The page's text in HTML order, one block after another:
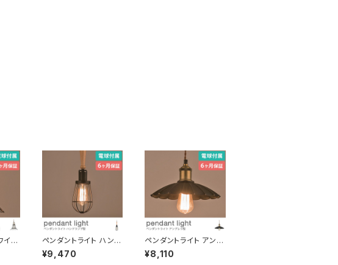
イヤ
型
明
ペンダントライト ハンド
ライト型ワイヤーフレー
ム 電球付き 吊り下げ照
¥9,470
ペンダントライト アンブ
レラ 傘型 電球付き 吊り
下げ照明 天井照明 ディ
¥8,110